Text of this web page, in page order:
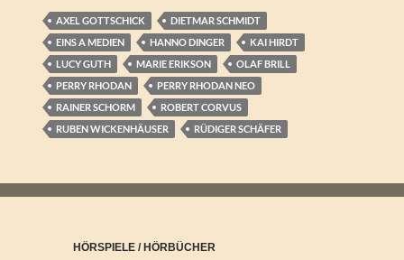
AXEL GOTTSCHICK
DIETMAR SCHMIDT
EINS A MEDIEN
HANNO DINGER
KAI HIRDT
LUCY GUTH
MARIE ERIKSON
OLAF BRILL
PERRY RHODAN
PERRY RHODAN NEO
RAINER SCHORM
ROBERT CORVUS
RUBEN WICKENHÄUSER
RÜDIGER SCHÄFER
HÖRSPIELE / HÖRBÜCHER